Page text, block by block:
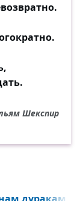
Шекспир